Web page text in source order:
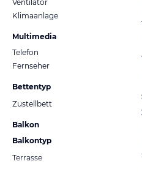
Ventilator
Klimaanlage
Multimedia
Telefon
Fernseher
Bettentyp
Zustellbett
Balkon
Balkontyp
Terrasse